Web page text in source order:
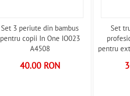
Set 3 periute din bambus
pentru copii In One IO023
A4508
40.00 RON
Set
pentru